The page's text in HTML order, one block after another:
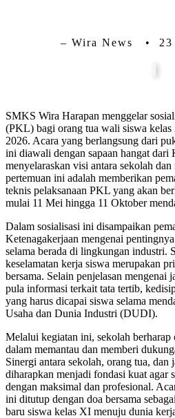
– Wira News • 23
SMKS Wira Harapan menggelar
(PKL) bagi orang tua wali siswa
2026. Acara yang berlangsung dari
ini diawali dengan sapaan hangat dari
menyelaraskan visi antara sekolah
pertemuan ini adalah memberikan
teknis pelaksanaan PKL yang akan
mulai 11 Mei hingga 11 Oktober
Dalam sosialisasi ini disampaikan
Ketenagakerjaan mengenai
selama berada di lingkungan industri.
keselamatan kerja siswa merupakan
bersama. Selain penjelasan mengenai
pula informasi terkait tata tertib,
yang harus dicapai siswa selama
Usaha dan Dunia Industri (DUDI).
Melalui kegiatan ini, sekolah
dalam memantau dan memberi
Sinergi antara sekolah, orang tua,
diharapkan menjadi fondasi kuat agar
dengan maksimal dan profesional.
ini ditutup dengan doa bersama
baru siswa kelas XI menuju dunia